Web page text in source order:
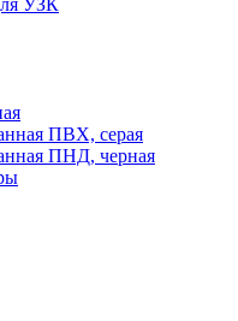
УЗК
ПВХ, серая
ПНД, черная